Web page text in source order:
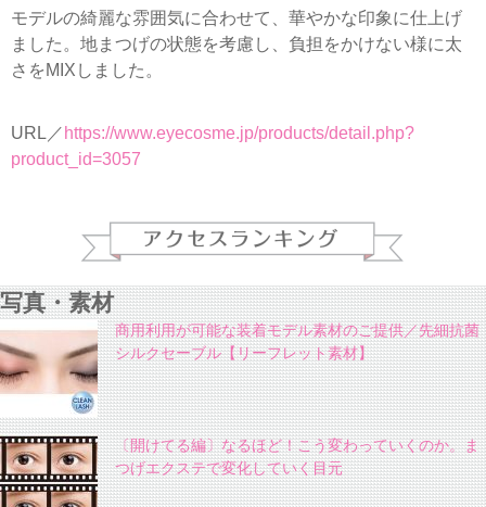
モデルの綺麗な雰囲気に合わせて、華やかな印象に仕上げ
ました。地まつげの状態を考慮し、負担をかけない様に太
さをMIXしました。
URL／ https://www.eyecosme.jp/products/detail.php?
product_id=3057
写真・素材
商用利用が可能な装着モデル素材のご提供／先細抗菌
シルクセーブル【リーフレット素材】
〔開けてる編〕なるほど！こう変わっていくのか。ま
つげエクステで変化していく目元